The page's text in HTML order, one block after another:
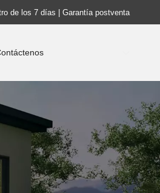
de los 7 días | Garantía postventa